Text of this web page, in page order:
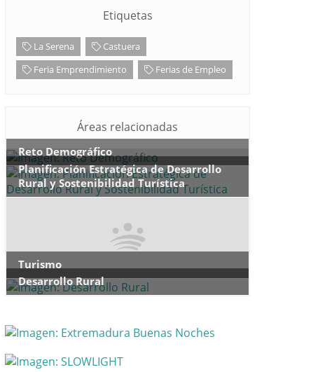
Etiquetas
La Serena
Castuera
Feria Emprendimiento
Ferias de Empleo
Áreas relacionadas
Reto Demográfico
Planificación Estratégica de Desarrollo
Rural y Sostenibilidad Turística
Turismo
Desarrollo Rural